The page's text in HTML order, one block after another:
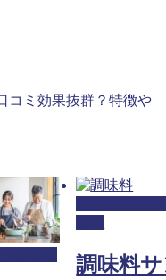
コミ効果抜群？特徴や
調味料